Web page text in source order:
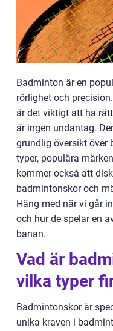
Badminton är en
rörlighet och
är det viktigt att ha
är ingen undantag.
grundlig översikt över
typer, populära
kommer också att
badmintonskor och
Häng med när vi går
och hur de spelar en
banan.
Vad är
vilka typer
Badmintonskor är
unika kraven i